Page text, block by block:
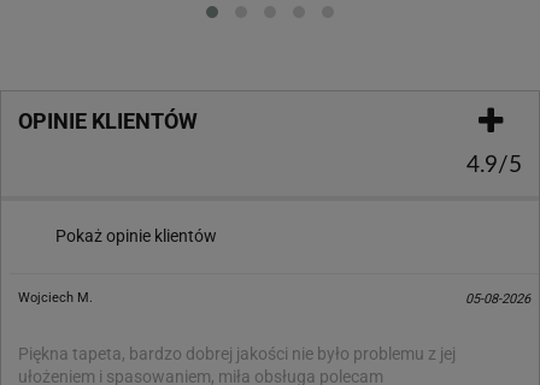
OPINIE KLIENTÓW
4.9/5
Pokaż opinie klientów
Wojciech M. 05-08-2026
Piękna tapeta, bardzo dobrej jakości nie było problemu z jej
ułożeniem i spasowaniem, miła obsługa polecam